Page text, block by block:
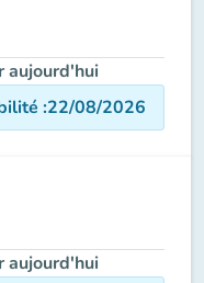
aujourd'hui
:22/08/2026
aujourd'hui